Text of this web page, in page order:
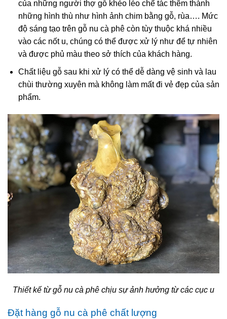
của những người thợ gỗ khéo léo chế tác thêm thành
những hình thù như hình ảnh chim bằng gỗ, rùa…. Mức
độ sáng tạo trên gỗ nu cà phê còn tùy thuộc khá nhiều
vào các nốt u, chúng có thể được xử lý như để tự nhiên
và được phủ màu theo sở thích của khách hàng.
Chất liệu gỗ sau khi xử lý có thể dễ dàng vệ sinh và lau
chùi thường xuyên mà không làm mất đi vẻ đẹp của sản
phẩm.
Thiết kế từ gỗ nu cà phê chịu sự ảnh hưởng từ các cục u
Đặt hàng gỗ nu cà phê chất lượng